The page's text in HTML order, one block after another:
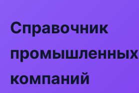
Справочник
промышленных
компаний